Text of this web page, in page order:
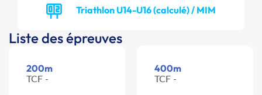
Triathlon U14-U16 (calculé) / MIM
Liste des épreuves
200m
TCF -
400m
TCF -